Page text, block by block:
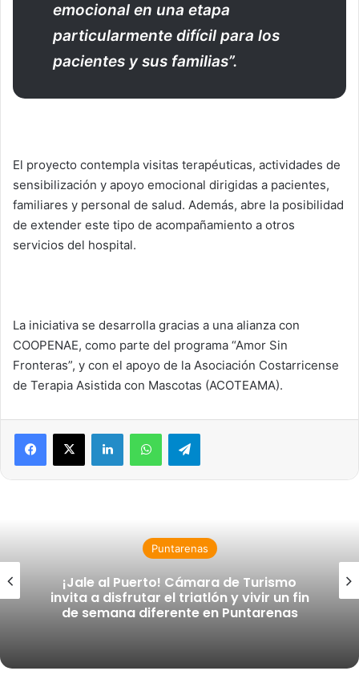
emocional en una etapa
particularmente difícil para los
pacientes y sus familias”.
El proyecto contempla visitas terapéuticas, actividades de
sensibilización y apoyo emocional dirigidas a pacientes,
familiares y personal de salud. Además, abre la posibilidad
de extender este tipo de acompañamiento a otros
servicios del hospital.
La iniciativa se desarrolla gracias a una alianza con
COOPENAE, como parte del programa “Amor Sin
Fronteras”, y con el apoyo de la Asociación Costarricense
de Terapia Asistida con Mascotas (ACOTEAMA).
LinkedInWhatsAppTelegram
Puntarenas
¡Jale al Puerto! Triatlón Paseo de los
Turistas 2026 impulsará el turismo y la
economía de Puntarenas este fin de
semana